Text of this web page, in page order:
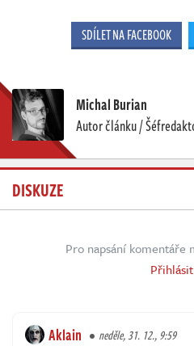
SDÍLET NA FACEBOOK
Michal Burian
Autor článku /
DISKUZE
Pro napsání komentáře
Aklain neděle, 31. 12., 9:59